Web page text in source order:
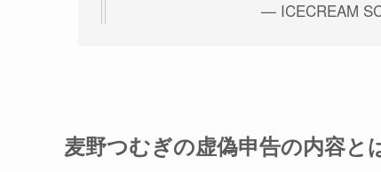
— ICECREAM
麦野つむぎの虚偽申告の内容と